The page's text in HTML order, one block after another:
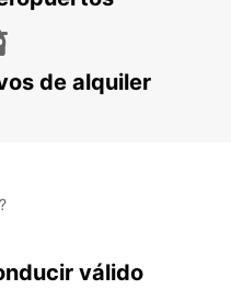
de alquiler
válido